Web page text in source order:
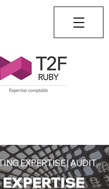
EXPERTISE | AUDIT